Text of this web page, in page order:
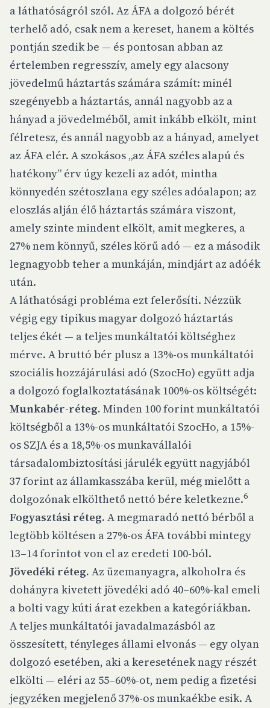
a láthatóságról szól. Az ÁFA a dolgozó bérét
terhelő adó, csak nem a kereset, hanem a költés
pontján szedik be — és pontosan abban az
értelemben regresszív, amely egy alacsony
jövedelmű háztartás számára számít: minél
szegényebb a háztartás, annál nagyobb az a
hányad a jövedelméből, amit inkább elkölt, mint
félretesz, és annál nagyobb az a hányad, amelyet
az ÁFA elér. A szokásos „az ÁFA széles alapú és
hatékony” érv úgy kezeli az adót, mintha
könnyedén szétoszlana egy széles adóalapon; az
eloszlás alján élő háztartás számára viszont,
amely szinte mindent elkölt, amit megkeres, a
27% nem könnyű, széles körű adó — ez a második
legnagyobb teher a munkáján, mindjárt az adóék
után.
A láthatósági probléma ezt felerősíti. Nézzük
végig egy tipikus magyar dolgozó háztartás
teljes ékét — a teljes munkáltatói költséghez
mérve. A bruttó bér plusz a 13%-os munkáltatói
szociális hozzájárulási adó (SzocHo) együtt adja
a dolgozó foglalkoztatásának 100%-os költségét:
Munkabér-réteg. Minden 100 forint munkáltatói
költségből a 13%-os munkáltatói SzocHo, a 15%-
os SZJA és a 18,5%-os munkavállalói
társadalombiztosítási járulék együtt nagyjából
37 forint az államkasszába kerül, még mielőtt a
dolgozónak elkölthető nettó bére keletkezne.6
Fogyasztási réteg. A megmaradó nettó bérből a
legtöbb költésen a 27%-os ÁFA további mintegy
13–14 forintot von el az eredeti 100-ból.
Jövedéki réteg. Az üzemanyagra, alkoholra és
dohányra kivetett jövedéki adó 40–60%-kal emeli
a bolti vagy kúti árat ezekben a kategóriákban.
A teljes munkáltatói javadalmazásból az
összesített, tényleges állami elvonás — egy olyan
dolgozó esetében, aki a keresetének nagy részét
elkölti — eléri az 55–60%-ot, nem pedig a fizetési
jegyzéken megjelenő 37%-os munkaékbe esik. A